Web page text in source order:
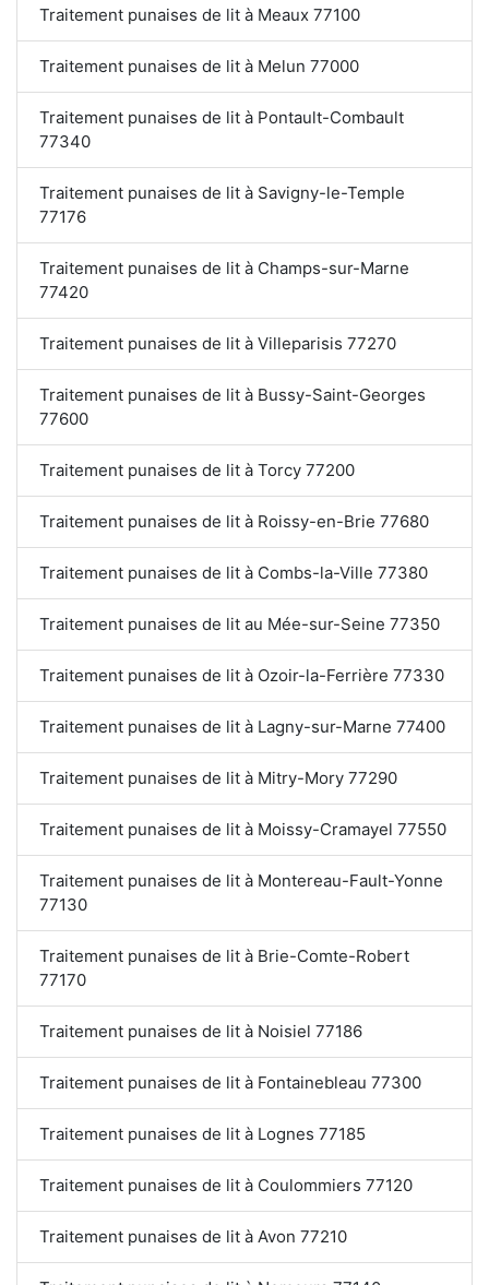
Traitement punaises de lit à Meaux 77100
Traitement punaises de lit à Melun 77000
Traitement punaises de lit à Pontault-Combault
77340
Traitement punaises de lit à Savigny-le-Temple
77176
Traitement punaises de lit à Champs-sur-Marne
77420
Traitement punaises de lit à Villeparisis 77270
Traitement punaises de lit à Bussy-Saint-Georges
77600
Traitement punaises de lit à Torcy 77200
Traitement punaises de lit à Roissy-en-Brie 77680
Traitement punaises de lit à Combs-la-Ville 77380
Traitement punaises de lit au Mée-sur-Seine 77350
Traitement punaises de lit à Ozoir-la-Ferrière 77330
Traitement punaises de lit à Lagny-sur-Marne 77400
Traitement punaises de lit à Mitry-Mory 77290
Traitement punaises de lit à Moissy-Cramayel 77550
Traitement punaises de lit à Montereau-Fault-Yonne
77130
Traitement punaises de lit à Brie-Comte-Robert
77170
Traitement punaises de lit à Noisiel 77186
Traitement punaises de lit à Fontainebleau 77300
Traitement punaises de lit à Lognes 77185
Traitement punaises de lit à Coulommiers 77120
Traitement punaises de lit à Avon 77210